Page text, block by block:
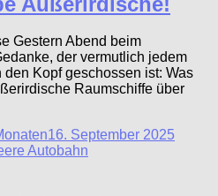
Gestern Abend beim
der vermutlich jedem
Kopf geschossen ist: Was
Raumschiffe über
16. September 2025